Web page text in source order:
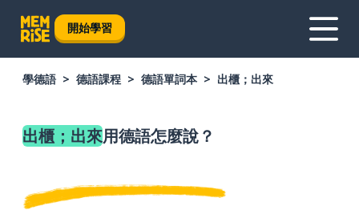
開始學習
學德語 德語課程 德語單詞本 出櫃；出來
出櫃；出來用德語怎麼說？